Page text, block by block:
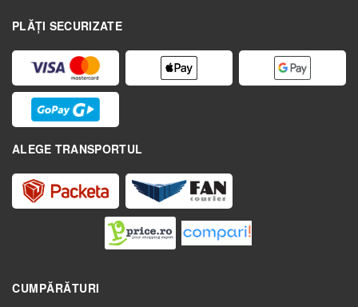
PLĂȚI SECURIZATE
ALEGE TRANSPORTUL
CUMPĂRĂTURI